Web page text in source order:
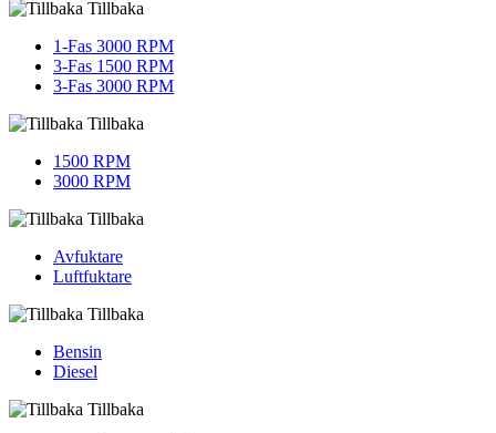
Tillbaka
1-Fas 3000 RPM
3-Fas 1500 RPM
3-Fas 3000 RPM
Tillbaka
1500 RPM
3000 RPM
Tillbaka
Avfuktare
Luftfuktare
Tillbaka
Bensin
Diesel
Tillbaka